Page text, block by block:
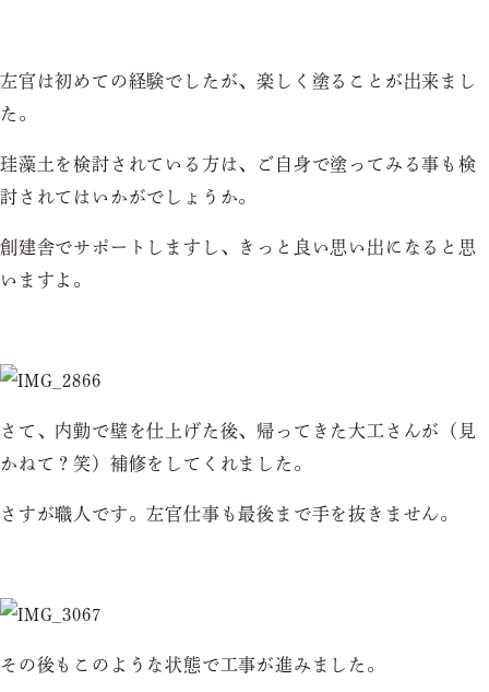
左官は初めての経験でしたが、楽しく塗ることが出来まし
た。
珪藻土を検討されている方は、ご自身で塗ってみる事も検
討されてはいかがでしょうか。
創建舎でサポートしますし、きっと良い思い出になると思
いますよ。
さて、内勤で壁を仕上げた後、帰ってきた大工さんが（見
かねて？笑）補修をしてくれました。
さすが職人です。左官仕事も最後まで手を抜きません。
その後もこのような状態で工事が進みました。